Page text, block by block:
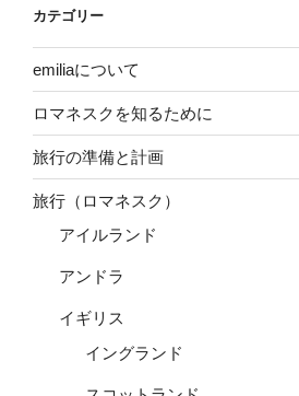
カテゴリー
emiliaについて
ロマネスクを知るために
旅行の準備と計画
旅行（ロマネスク）
アイルランド
アンドラ
イギリス
イングランド